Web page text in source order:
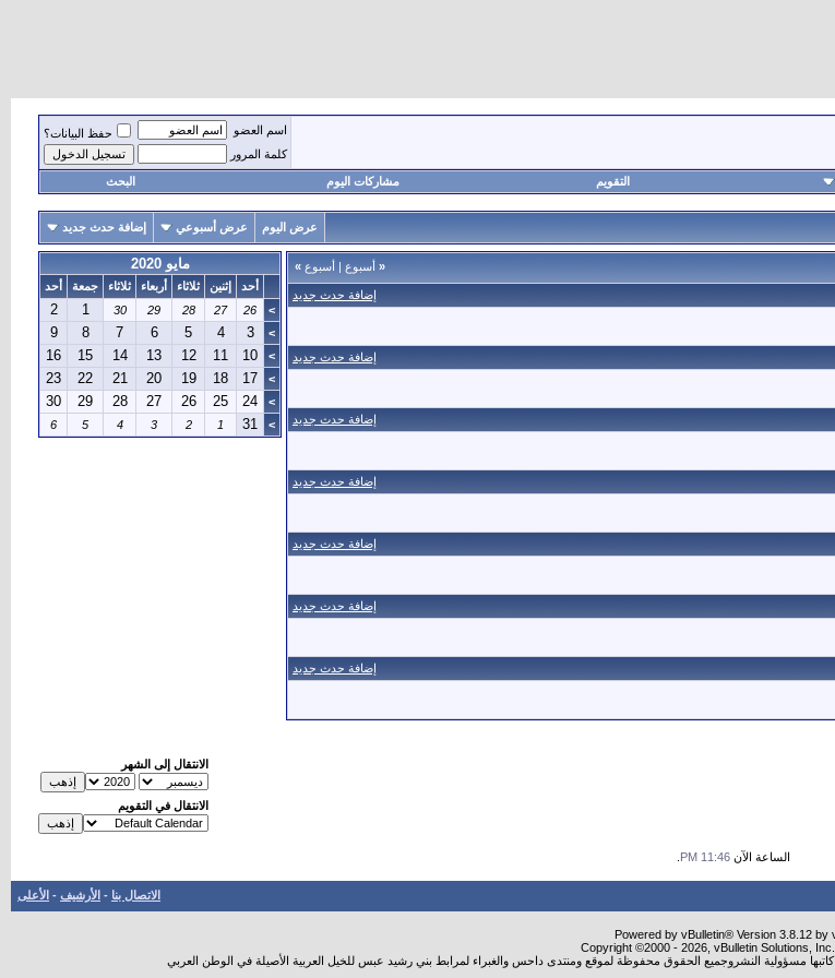
اسم العضو
حفظ البيانات؟
كلمة المرور
التقويم مشاركات اليوم البحث
عرض اليوم عرض أسبوعي إضافة حدث جديد
« أسبوع | أسبوع »
إضافة حدث جديد
إضافة حدث جديد
إضافة حدث جديد
إضافة حدث جديد
إضافة حدث جديد
إضافة حدث جديد
إضافة حدث جديد
مايو 2020
أحد إثنين ثلاثاء أربعاء ثلاثاء جمعة
أحد
>
26
27
28
29
30
1
2
>
3
4
5
6
7
8
9
>
10
11
12
13
14
15
16
>
17
18
19
20
21
22
23
>
24
25
26
27
28
29
30
>
31
1
2
3
4
5
6
الانتقال إلى الشهر
الانتقال في التقويم
الساعة الآن 11:46 PM
الاتصال بنا - الأرشيف - الأعلى
Powered by vBulletin® Version 3.8.12 by
Copyright ©2000 - 2026, vBulletin Solutions, Inc.
مسؤولية النشروجميع الحقوق محفوظة لموقع ومنتدى داحس والغبراء لمرابط بني رشيد عبس للخيل العربية الأصيلة في الوطن العربي